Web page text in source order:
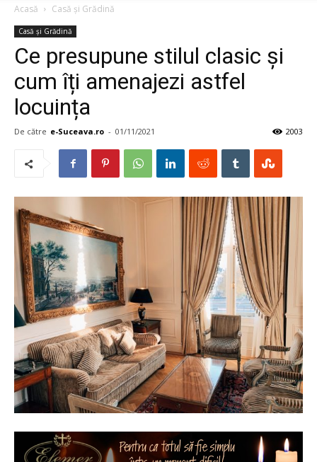
Acasă Casă şi Grădină
Casă şi Grădină
Ce presupune stilul clasic și
cum îți amenajezi astfel
locuința
De către e-Suceava.ro - 01/11/2021 2003